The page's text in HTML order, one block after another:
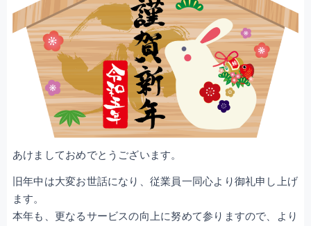
あけましておめでとうございます。
旧年中は大変お世話になり、従業員一同心より御礼申し上げ
ます。
本年も、更なるサービスの向上に努めて参りますので、より